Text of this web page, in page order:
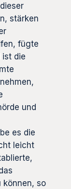
stärken
fügte
ist die
und
es die
leicht
können, so